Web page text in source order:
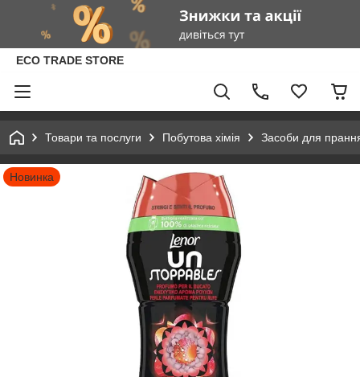
ECO TRADE STORE
Товари та послуги Побутова хімія Засоби для
Новинка